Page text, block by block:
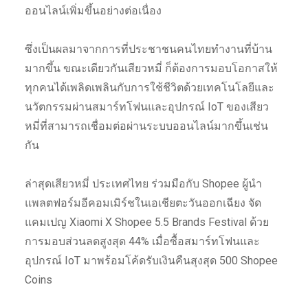
ออนไลน์เพิ่มขึ้นอย่างต่อเนื่อง
ซึ่งเป็นผลมาจากการที่ประชาชนคนไทยทำงานที่บ้าน
มากขึ้น ขณะเดียวกันเสียวหมี่ ก็ต้องการมอบโอกาสให้
ทุกคนได้เพลิดเพลินกับการใช้ชีวิตด้วยเทคโนโลยีและ
นวัตกรรมผ่านสมาร์ทโฟนและอุปกรณ์ IoT ของเสียว
หมี่ที่สามารถเชื่อมต่อผ่านระบบออนไลน์มากขึ้นเช่น
กัน
ล่าสุดเสียวหมี่ ประเทศไทย ร่วมมือกับ Shopee ผู้นำ
แพลตฟอร์มอีคอมเมิร์ชในเอเชียตะวันออกเฉียง จัด
แคมเปญ Xiaomi X Shopee 5.5 Brands Festival ด้วย
การมอบส่วนลดสูงสุด 44% เมื่อซื้อสมาร์ทโฟนและ
อุปกรณ์ IoT มาพร้อมโค้ดรับเงินคืนสุงสุด 500 Shopee
Coins